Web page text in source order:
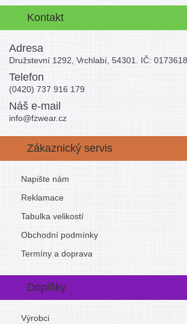
Kontakt
Adresa
Družstevní 1292, Vrchlabí, 54301. IČ:
Telefon
(0420) 737 916 179
Náš e-mail
info@fzwear.cz
Zákaznický servis
Napište nám
Reklamace
Tabulka velikostí
Obchodní podmínky
Termíny a doprava
Doplňky
Výrobci